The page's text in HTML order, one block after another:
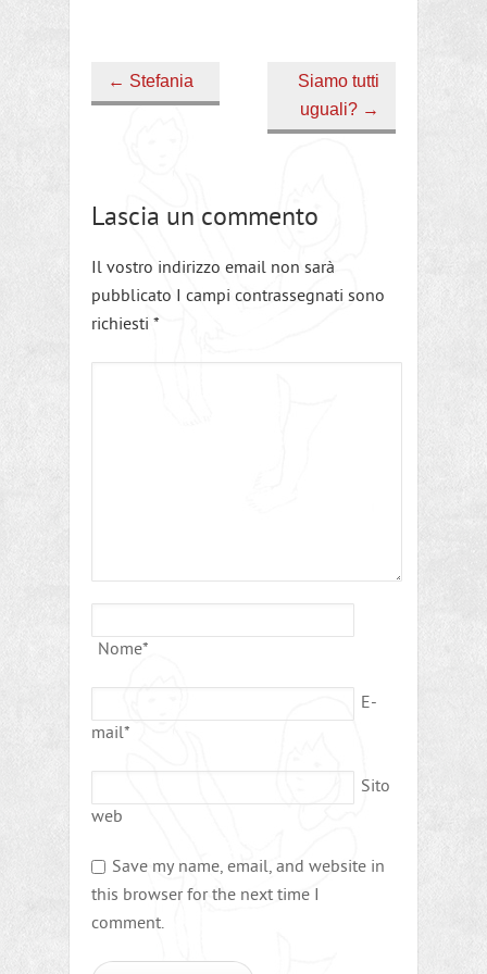
← Stefania
Siamo tutti
uguali? →
Lascia un commento
Il vostro indirizzo email non sarà
pubblicato I campi contrassegnati sono
richiesti *
Nome*
E-
mail*
Sito
web
Save my name, email, and website in
this browser for the next time I
comment.